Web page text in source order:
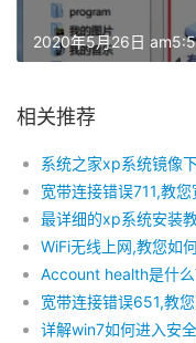
2020年5月26日
相关推荐
系统之家xp系统镜像
宽带连接错误711,教
最详细的xp系统安装
WiFi无线上网,教您如
宽带连接错误651,教
详解win7如何进入安